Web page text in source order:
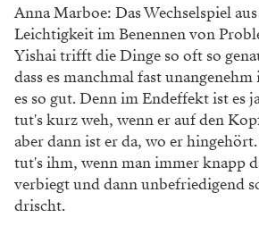
Anna Marboe: Das Wechselspiel
Leichtigkeit im Benennen von
Yishai trifft die Dinge so oft so
dass es manchmal fast
es so gut. Denn im Endeffekt ist es
tut's kurz weh, wenn er auf den
aber dann ist er da, wo er
tut's ihm, wenn man immer knapp
verbiegt und dann unbefriedigend
drischt.